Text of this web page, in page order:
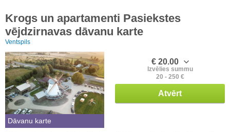
Krogs un apartamenti Pasiekstes
vējdzirnavas dāvanu karte
Ventspils
Dāvanu karte
€ 20.00
Izvēlies summu
20 - 250 €
Atvērt